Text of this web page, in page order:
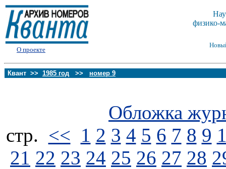
О проекте
физико-
Квант >> 1985 год >> номер 9
Обложка
стp. << 1 2 3 4 5 6 7 8 9
21 22 23 24 25 26 27 28